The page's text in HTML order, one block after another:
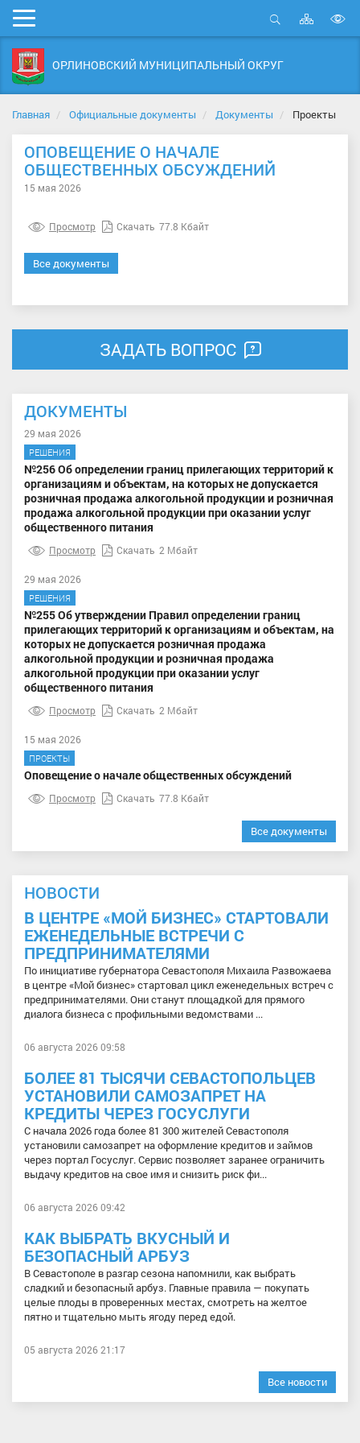
Мобильное
меню
Открыть
Карта
сайта
ОРЛИНОВСКИЙ МУНИЦИПАЛЬНЫЙ ОКРУГ
Главная Официальные документы Документы Проекты
ОПОВЕЩЕНИЕ О НАЧАЛЕ
ОБЩЕСТВЕННЫХ ОБСУЖДЕНИЙ
15 мая 2026
Просмотр Скачать 77.8 Кбайт
Все документы
ЗАДАТЬ ВОПРОС
ДОКУМЕНТЫ
29 мая 2026
РЕШЕНИЯ
№256 Об определении границ прилегающих территорий к
организациям и объектам, на которых не допускается
розничная продажа алкогольной продукции и розничная
продажа алкогольной продукции при оказании услуг
общественного питания
Просмотр Скачать 2 Мбайт
29 мая 2026
РЕШЕНИЯ
№255 Об утверждении Правил определении границ
прилегающих территорий к организациям и объектам, на
которых не допускается розничная продажа
алкогольной продукции и розничная продажа
алкогольной продукции при оказании услуг
общественного питания
Просмотр Скачать 2 Мбайт
15 мая 2026
ПРОЕКТЫ
Оповещение о начале общественных обсуждений
Просмотр Скачать 77.8 Кбайт
Все документы
НОВОСТИ
В ЦЕНТРЕ «МОЙ БИЗНЕС» СТАРТОВАЛИ
ЕЖЕНЕДЕЛЬНЫЕ ВСТРЕЧИ С
ПРЕДПРИНИМАТЕЛЯМИ
По инициативе губернатора Севастополя Михаила Развожаева
в центре «Мой бизнес» стартовал цикл еженедельных встреч с
предпринимателями. Они станут площадкой для прямого
диалога бизнеса с профильными ведомствами ...
06 августа 2026 09:58
БОЛЕЕ 81 ТЫСЯЧИ СЕВАСТОПОЛЬЦЕВ
УСТАНОВИЛИ САМОЗАПРЕТ НА
КРЕДИТЫ ЧЕРЕЗ ГОСУСЛУГИ
С начала 2026 года более 81 300 жителей Севастополя
установили самозапрет на оформление кредитов и займов
через портал Госуслуг. Сервис позволяет заранее ограничить
выдачу кредитов на свое имя и снизить риск фи...
06 августа 2026 09:42
КАК ВЫБРАТЬ ВКУСНЫЙ И
БЕЗОПАСНЫЙ АРБУЗ
В Севастополе в разгар сезона напомнили, как выбрать
сладкий и безопасный арбуз. Главные правила — покупать
целые плоды в проверенных местах, смотреть на желтое
пятно и тщательно мыть ягоду перед едой.
05 августа 2026 21:17
Все новости